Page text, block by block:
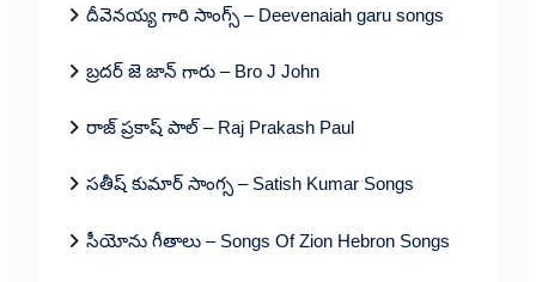
దీవెనయ్య గారి సాంగ్స్ – Deevenaiah garu songs
బ్రదర్ జె జాన్ గారు – Bro J John
రాజ్ ప్రకాష్ పాల్ – Raj Prakash Paul
సతీష్ కుమార్ సాంగ్స – Satish Kumar Songs
సీయోను గీతాలు – Songs Of Zion Hebron Songs